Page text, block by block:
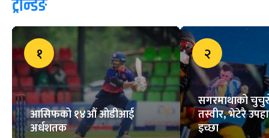
ट्रेन्डिङ
१
आसिफको १४औं ओडीआई
अर्धशतक
२
सगरमाथाको
तस्वीर, भेटेरै
इच्छा